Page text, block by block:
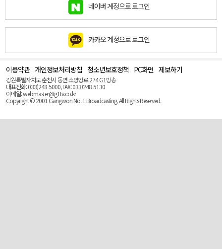
네이버 계정으로 로그인
카카오 계정으로 로그인
이용약관 개인정보처리방침 청소년보호정책 PC화면 제보하기
강원특별자치도 춘천시 동면 소양강로 274 G1방송
대표전화: 033)248-5000, FAX: 033)248-5130
이메일: webmaster@g1tv.co.kr
Copyright © 2001 Gangwon No. 1 Broadcasting. All Rights Reserved.